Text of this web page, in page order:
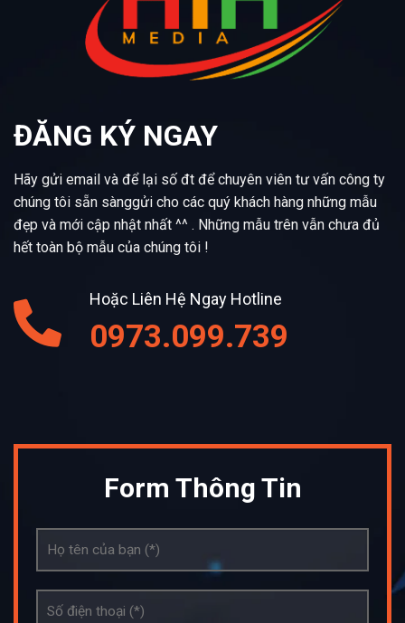
ĐĂNG KÝ NGAY
Hãy gửi email và để lại số đt để chuyên viên tư vấn công ty
chúng tôi sẵn sànggửi cho các quý khách hàng những mẫu
đẹp và mới cập nhật nhất ^^ . Những mẫu trên vẫn chưa đủ
hết toàn bộ mẫu của chúng tôi !
Hoặc Liên Hệ Ngay Hotline
0973.099.739
Form Thông Tin